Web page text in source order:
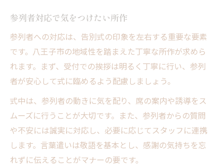
参列者対応で気をつけたい所作
参列者への対応は、告別式の印象を左右する重要な要素
です。八王子市の地域性を踏まえた丁寧な所作が求めら
れます。まず、受付での挨拶は明るく丁寧に行い、参列
者が安心して式に臨めるよう配慮しましょう。
式中は、参列者の動きに気を配り、席の案内や誘導をス
ムーズに行うことが大切です。また、参列者からの質問
や不安には誠実に対応し、必要に応じてスタッフに連携
します。言葉遣いは敬語を基本とし、感謝の気持ちを忘
れずに伝えることがマナーの要です。